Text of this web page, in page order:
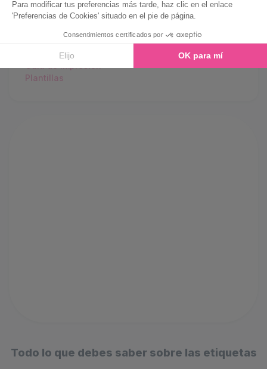
Guía de compra
Características
Plantillas
Todo lo que debes saber sobre las etiquetas